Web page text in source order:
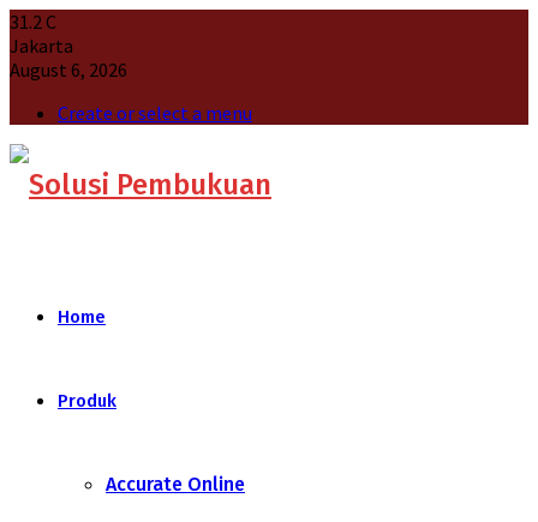
31.2C
Jakarta
August 6, 2026
Create or select a menu
Home
Produk
Accurate Online